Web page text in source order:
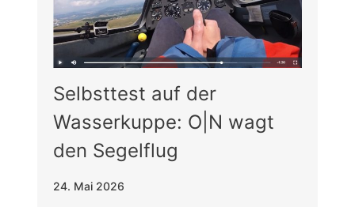
Selbsttest auf der
Wasserkuppe: O|N wagt
den Segelflug
24. Mai 2026